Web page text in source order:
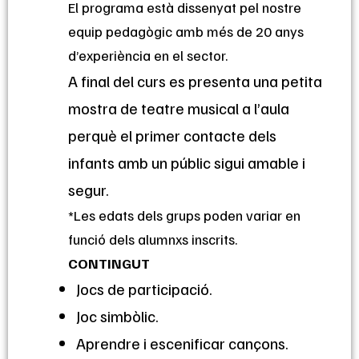
El programa està dissenyat pel nostre
equip pedagògic amb més de 20 anys
d’experiència en el sector.
A final del curs es presenta una petita
mostra de teatre musical a l’aula
perquè el primer contacte dels
infants amb un públic sigui amable i
segur.
*Les edats dels grups poden variar en
funció dels alumnxs inscrits.
CONTINGUT
Jocs de participació.
Joc simbòlic.
Aprendre i escenificar cançons.